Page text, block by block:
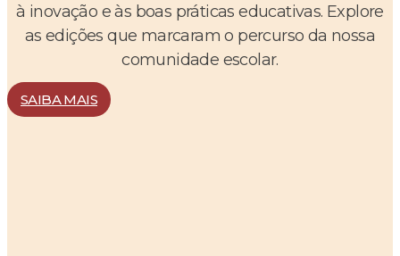
à inovação e às boas práticas educativas. Explore
as edições que marcaram o percurso da nossa
comunidade escolar.
SAIBA MAIS